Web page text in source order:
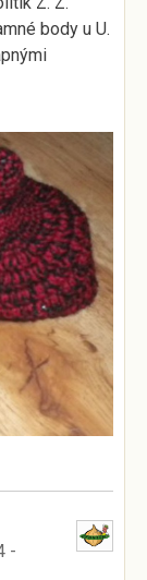
body u U.
-